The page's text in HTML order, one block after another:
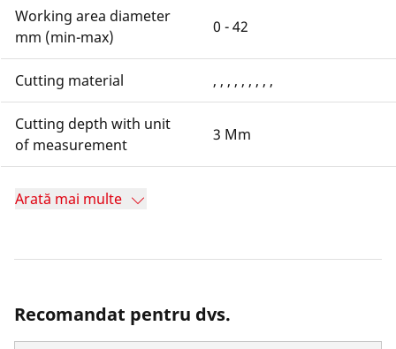
Working area diameter
mm (min-max)
0 - 42
Cutting material , , , , , , , , ,
Cutting depth with unit
of measurement
3 Mm
Arată mai multe
Recomandat pentru dvs.